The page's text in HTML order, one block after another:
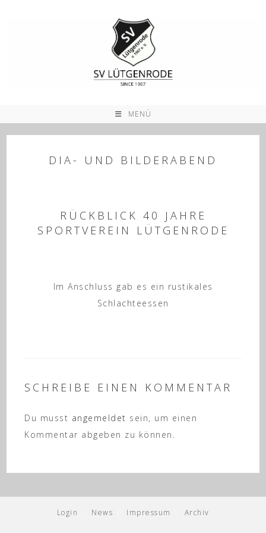
MENÜ
DIA- UND BILDERABEND
RÜCKBLICK 40 JAHRE
SPORTVEREIN LÜTGENRODE
Im Anschluss gab es ein rustikales
Schlachteessen
SCHREIBE EINEN KOMMENTAR
Du musst angemeldet sein, um einen
Kommentar abgeben zu können.
Login News Impressum Archiv